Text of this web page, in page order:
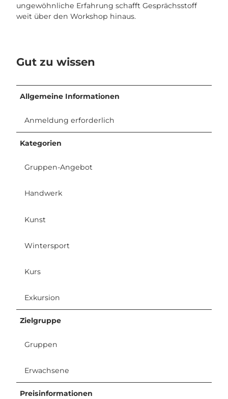
ungewöhnliche Erfahrung schafft Gesprächsstoff
weit über den Workshop hinaus.
Gut zu wissen
Allgemeine Informationen
Anmeldung erforderlich
Kategorien
Gruppen-Angebot
Handwerk
Kunst
Wintersport
Kurs
Exkursion
Zielgruppe
Gruppen
Erwachsene
Preisinformationen